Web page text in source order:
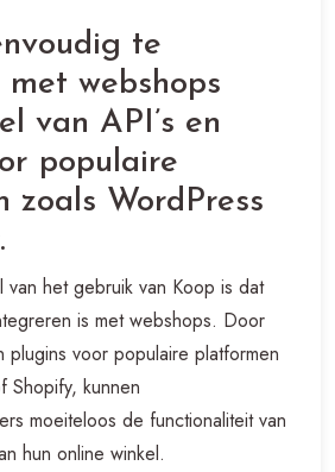
te
webshops
van API’s en
populaire
zoals WordPress
het gebruik van Koop is dat
is met webshops. Door
plugins voor populaire platformen
Shopify, kunnen
moeiteloos de functionaliteit van
hun online winkel.